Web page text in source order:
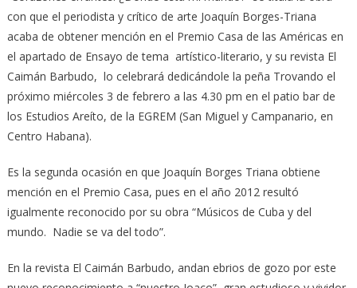
con que el periodista y crítico de arte Joaquín Borges-Triana
acaba de obtener mención en el Premio Casa de las Américas en
el apartado de Ensayo de tema artístico-literario, y su revista El
Caimán Barbudo, lo celebrará dedicándole la peña Trovando el
próximo miércoles 3 de febrero a las 4.30 pm en el patio bar de
los Estudios Areíto, de la EGREM (San Miguel y Campanario, en
Centro Habana).
Es la segunda ocasión en que Joaquín Borges Triana obtiene
mención en el Premio Casa, pues en el año 2012 resultó
igualmente reconocido por su obra “Músicos de Cuba y del
mundo. Nadie se va del todo”.
En la revista El Caimán Barbudo, andan ebrios de gozo por este